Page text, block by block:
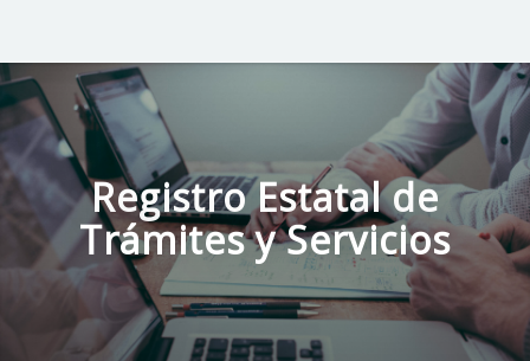
Registro Estatal de
Trámites y Servicios